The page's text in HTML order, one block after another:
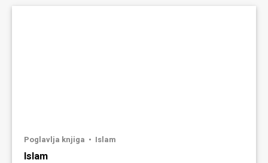
Poglavlja knjiga Islam
Islam